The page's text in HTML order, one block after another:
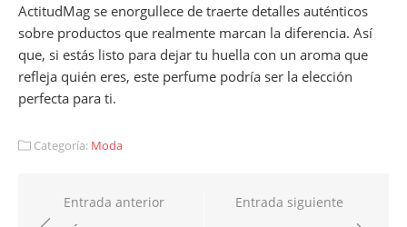
ActitudMag se enorgullece de traerte detalles auténticos
sobre productos que realmente marcan la diferencia. Así
que, si estás listo para dejar tu huella con un aroma que
refleja quién eres, este perfume podría ser la elección
perfecta para ti.
Categoría: Moda
Navegación
Entrada anterior Entrada siguiente